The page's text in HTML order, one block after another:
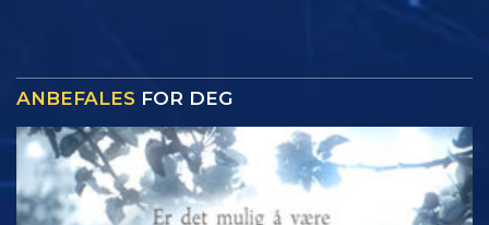
ANBEFALES FOR DEG